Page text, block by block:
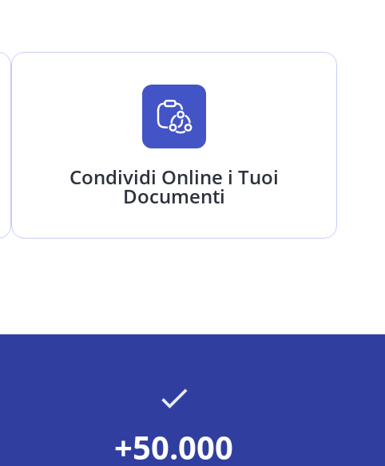
Condividi Online i Tuoi
Documenti
+50.000